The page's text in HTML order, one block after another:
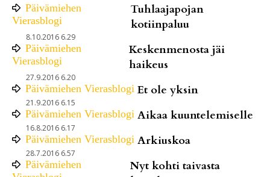
Päivämiehen
Vierasblogi
Tuhlaajapojan
kotiinpaluu
8.10.2016 6.29
Päivämiehen
Vierasblogi
Keskenmenosta jäi
haikeus
27.9.2016 6.20
Päivämiehen Vierasblogi Et ole yksin
21.9.2016 6.15
Päivämiehen Vierasblogi Aikaa kuuntelemiselle
16.8.2016 6.17
Päivämiehen Vierasblogi Arkiuskoa
28.7.2016 6.57
Päivämiehen
Nyt kohti taivasta